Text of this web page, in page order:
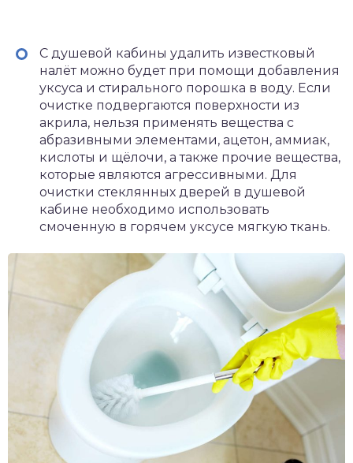
С душевой кабины удалить известковый
налёт можно будет при помощи добавления
уксуса и стирального порошка в воду. Если
очистке подвергаются поверхности из
акрила, нельзя применять вещества с
абразивными элементами, ацетон, аммиак,
кислоты и щёлочи, а также прочие вещества,
которые являются агрессивными. Для
очистки стеклянных дверей в душевой
кабине необходимо использовать
смоченную в горячем уксусе мягкую ткань.